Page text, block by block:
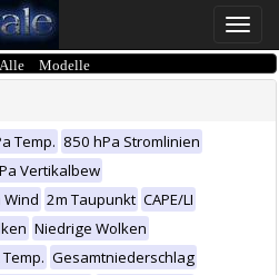
Toggle
Modelle
Temp. 850 hPa Stromlinien
Vertikalbew
Wind 2m Taupunkt CAPE/LI
Niedrige Wolken
Gesamtniederschlag